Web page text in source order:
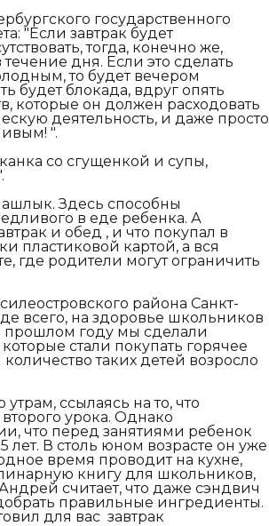
государственного
"Если завтрак будет
тогда, конечно же,
течение дня. Если это сделать
то будет вечером
будет блокада, вдруг опять
которые он должен расходовать
деятельность, и даже просто
".
со сгущенкой и супы,
Здесь способны
в еде ребенка. А
и обед , и что покупал в
пластиковой картой, а вся
где родители могут ограничить
района Санкт-
всего, на здоровье школьников
прошлом году мы сделали
стали покупать горячее
таких детей возросло
ссылаясь на то, что
урока. Однако
что перед занятиями ребенок
лет. В столь юном возрасте он уже
время проводит на кухне,
книгу для школьников,
считает, что даже сэндвич
правильные ингредиенты.
для вас завтрак